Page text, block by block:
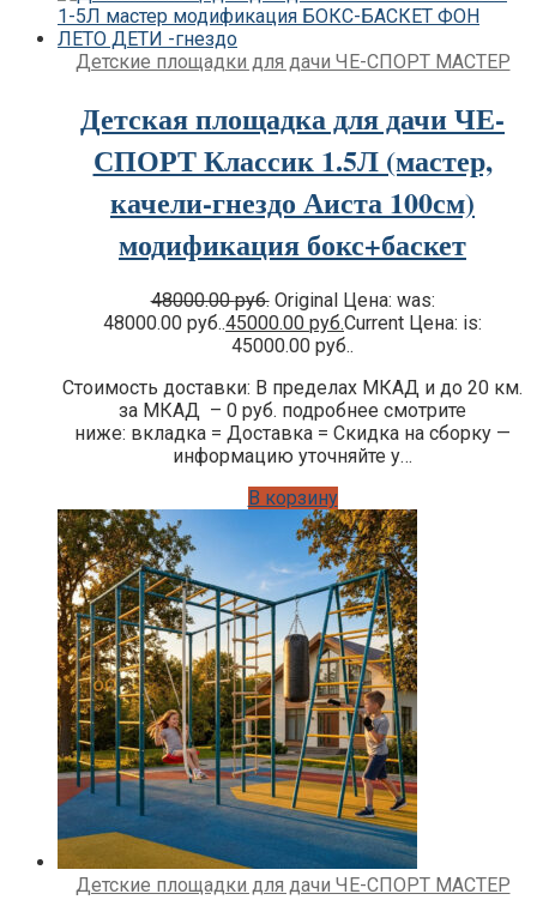
Детские площадки для дачи ЧЕ-СПОРТ МАСТЕР
Детская площадка для дачи ЧЕ-
СПОРТ Классик 1.5Л (мастер,
качели-гнездо Аиста 100см)
модификация бокс+баскет
48000.00руб. Original Цена: was:
48000.00 руб..45000.00 руб.Current Цена: is:
45000.00 руб..
Стоимость доставки: В пределах МКАД и до 20 км.
за МКАД – 0 руб. подробнее смотрите
ниже: вкладка = Доставка = Скидка на сборку —
информацию уточняйте у…
В корзину
Детские площадки для дачи ЧЕ-СПОРТ МАСТЕР